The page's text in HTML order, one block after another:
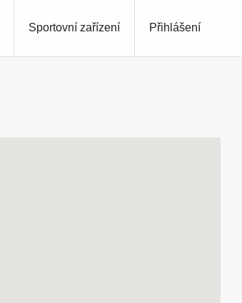
Přihlášení
Sportovní zařízení